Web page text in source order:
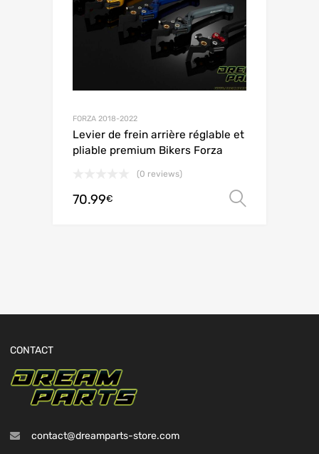
FORZA 2018-2022
Levier de frein arrière réglable et
pliable premium Bikers Forza
(0 reviews)
70.99€
CONTACT
contact@dreamparts-store.com